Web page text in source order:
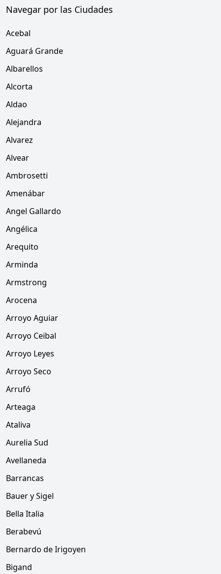
Navegar por las Ciudades
Acebal
Aguará Grande
Albarellos
Alcorta
Aldao
Alejandra
Alvarez
Alvear
Ambrosetti
Amenábar
Angel Gallardo
Angélica
Arequito
Arminda
Armstrong
Arocena
Arroyo Aguiar
Arroyo Ceibal
Arroyo Leyes
Arroyo Seco
Arrufó
Arteaga
Ataliva
Aurelia Sud
Avellaneda
Barrancas
Bauer y Sigel
Bella Italia
Berabevú
Bernardo de Irigoyen
Bigand